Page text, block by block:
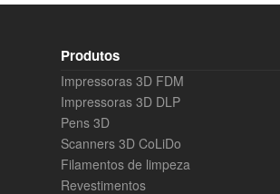
Produtos
Impressoras 3D FDM
Impressoras 3D DLP
Pens 3D
Scanners 3D CoLiDo
Filamentos de limpeza
Revestimentos